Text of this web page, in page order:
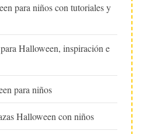
para niños con tutoriales y
Halloween, inspiración e
para niños
Halloween con niños